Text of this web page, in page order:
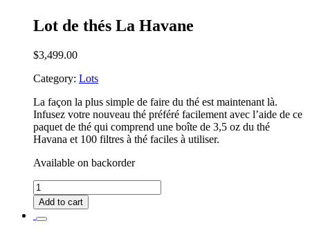
Lot de thés La Havane
$3,499.00
Category: Lots
La façon la plus simple de faire du thé est maintenant là.
Infusez votre nouveau thé préféré facilement avec l’aide de ce
paquet de thé qui comprend une boîte de 3,5 oz du thé
Havana et 100 filtres à thé faciles à utiliser.
Available on backorder
Lot
de
thés
La
Add to cart